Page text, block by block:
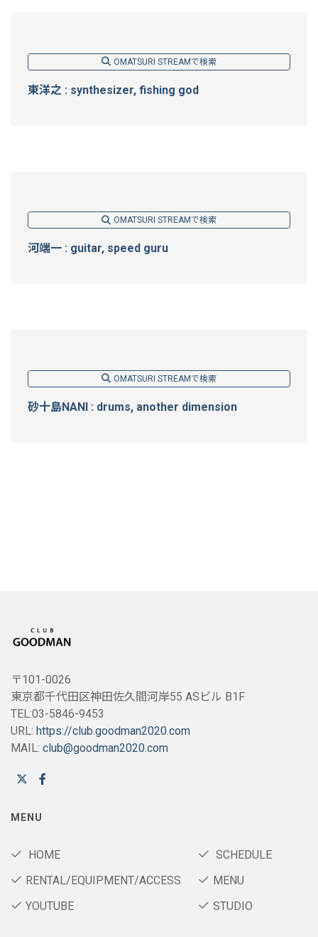
OMATSURI STREAMで検索
東洋之 : synthesizer, fishing god
OMATSURI STREAMで検索
河端一 : guitar, speed guru
OMATSURI STREAMで検索
砂十島NANI : drums, another dimension
〒101-0026
東京都千代田区神田佐久間河岸55 ASビル B1F
TEL:03-5846-9453
URL: https://club.goodman2020.com
MAIL: club@goodman2020.com
MENU
HOME
SCHEDULE
RENTAL/EQUIPMENT/ACCESS
MENU
YOUTUBE
STUDIO